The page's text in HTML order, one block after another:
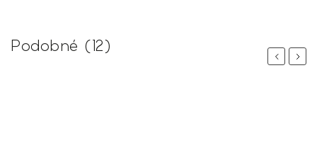
Podobné (12)
PreviousNext